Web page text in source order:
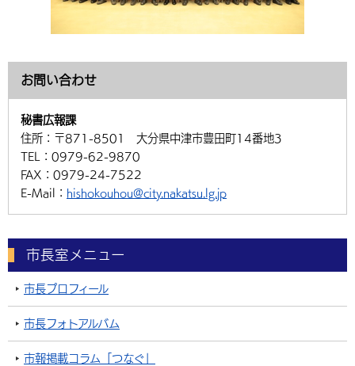
お問い合わせ
秘書広報課
住所： 〒871-8501 大分県中津市豊田町14番地3
TEL： 0979-62-9870
FAX： 0979-24-7522
E-Mail： hishokouhou@city.nakatsu.lg.jp
市長室メニュー
市長プロフィール
市長フォトアルバム
市報掲載コラム「つなぐ」